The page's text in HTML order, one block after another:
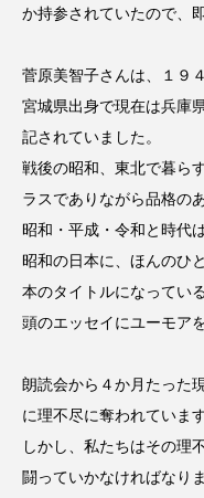
あっぷっぷのぷ～
あの歌を憶えている
いばら姫 おい
おいしいぱんぱんでん
おーい、応為
かしこいグレーテル
か持参されていたので、
菅原美智子さんは、１９
宮城県出身で現在は兵庫
記されていました。
戦後の昭和、東北で暮ら
ラスでありながら品格の
昭和・平成・令和と時代
昭和の日本に、ほんのひ
本のタイトルになってい
頭のエッセイにユーモア
朗読会から４か月たった
に理不尽に奪われています
しかし、私たちはその理
闘っていかなければなり